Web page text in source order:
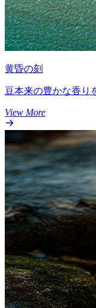
黄昏の刻
豆本来の豊かな香り
View More